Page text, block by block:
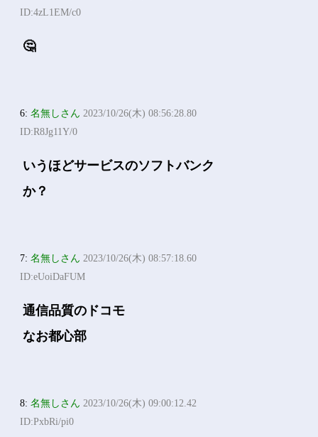
ID:4zL1EM/c0
🤔
6:名無しさん 2023/10/26(木) 08:56:28.80
ID:R8Jg11Y/0
いうほどサービスのソフトバンク
か？
7:名無しさん 2023/10/26(木) 08:57:18.60
ID:eUoiDaFUM
通信品質のドコモ
なお都心部
8:名無しさん 2023/10/26(木) 09:00:12.42
ID:PxbRi/pi0